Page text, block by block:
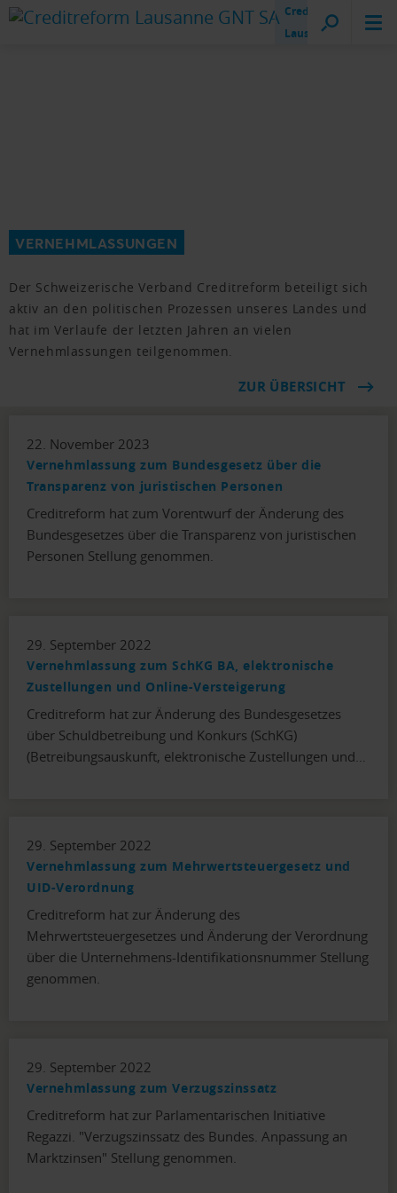
Creditreform
Lausanne
VERNEHMLASSUNGEN
Der Schweizerische Verband Creditreform beteiligt sich
aktiv an den politischen Prozessen unseres Landes und
hat im Verlaufe der letzten Jahren an vielen
Vernehmlassungen teilgenommen.
ZUR ÜBERSICHT
22. November 2023
Vernehmlassung zum Bundesgesetz über die
Transparenz von juristischen Personen
Creditreform hat zum Vorentwurf der Änderung des
Bundesgesetzes über die Transparenz von juristischen
Personen Stellung genommen.
29. September 2022
Vernehmlassung zum SchKG BA, elektronische
Zustellungen und Online-Versteigerung
Creditreform hat zur Änderung des Bundesgesetzes
über Schuldbetreibung und Konkurs (SchKG)
(Betreibungsauskunft, elektronische Zustellungen und…
29. September 2022
Vernehmlassung zum Mehrwertsteuergesetz und
UID-Verordnung
Creditreform hat zur Änderung des
Mehrwertsteuergesetzes und Änderung der Verordnung
über die Unternehmens-Identifikationsnummer Stellung
genommen.
29. September 2022
Vernehmlassung zum Verzugszinssatz
Creditreform hat zur Parlamentarischen Initiative
Regazzi. "Verzugszinssatz des Bundes. Anpassung an
Marktzinsen" Stellung genommen.